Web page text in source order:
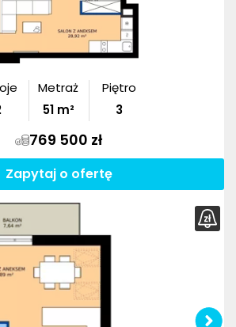
Metraż
51m²
Piętro
3
769 500 zł
Zapytaj o ofertę